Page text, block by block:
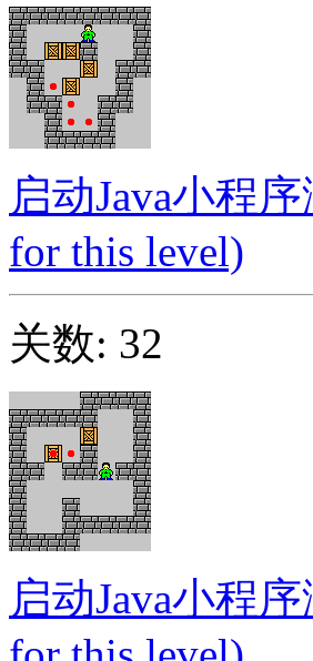
启动Java小程
for this level)
关数: 32
启动Java小程